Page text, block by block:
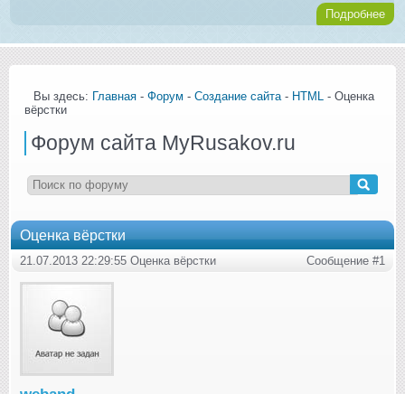
Подробнее
Вы здесь: Главная - Форум - Создание сайта- HTML - Оценка
вёрстки
Форум сайта MyRusakov.ru
Оценка вёрстки
21.07.2013 22:29:55 Оценка вёрстки Сообщение #1